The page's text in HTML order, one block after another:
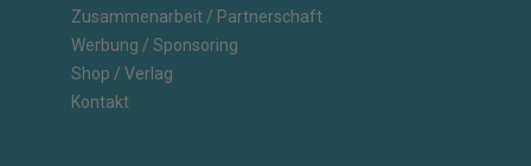
Zusammenarbeit / Partnerschaft
Werbung / Sponsoring
Shop / Verlag
Kontakt